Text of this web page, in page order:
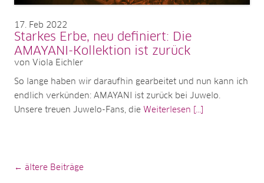
17 Feb 2022
Starkes Erbe, neu definiert: Die
AMAYANI-Kollektion ist zurück
von Viola Eichler
So lange haben wir daraufhin gearbeitet und nun kann ich
endlich verkünden: AMAYANI ist zurück bei Juwelo.
Unsere treuen Juwelo-Fans, die Weiterlesen [...]
Beitragsnavigation
← ältere Beiträge